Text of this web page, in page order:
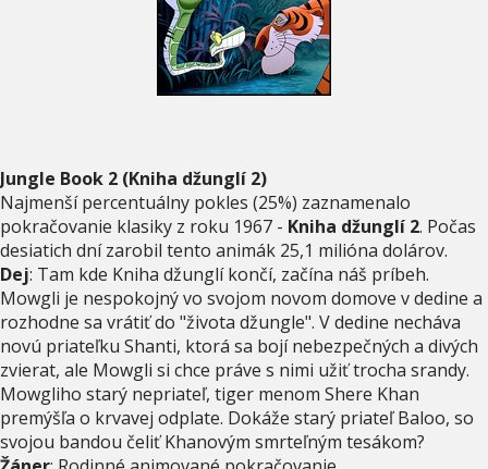
Jungle Book 2 (Kniha džunglí 2)
Najmenší percentuálny pokles (25%) zaznamenalo
pokračovanie klasiky z roku 1967 - Kniha džunglí 2. Počas
desiatich dní zarobil tento animák 25,1 milióna dolárov.
Dej: Tam kde Kniha džunglí končí, začína náš príbeh.
Mowgli je nespokojný vo svojom novom domove v dedine a
rozhodne sa vrátiť do "života džungle". V dedine necháva
novú priateľku Shanti, ktorá sa bojí nebezpečných a divých
zvierat, ale Mowgli si chce práve s nimi užiť trocha srandy.
Mowgliho starý nepriateľ, tiger menom Shere Khan
premýšľa o krvavej odplate. Dokáže starý priateľ Baloo, so
svojou bandou čeliť Khanovým smrteľným tesákom?